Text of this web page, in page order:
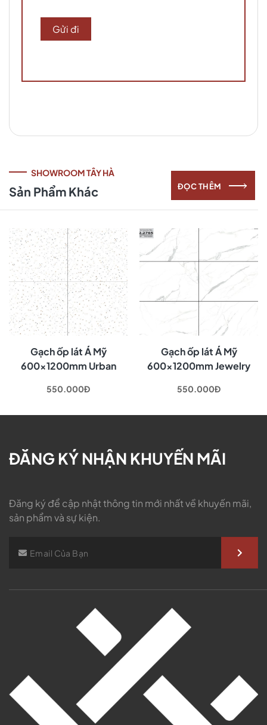
SHOWROOM TÂY HÀ
Sản Phẩm Khác
Gạch ốp lát Á Mỹ
600x1200mm Urban
550.000Đ
Gạch ốp lát Á Mỹ
600x1200mm Jewelry
550.000Đ
ĐỌC THÊM
ĐĂNG KÝ NHẬN KHUYẾN MÃI
Đăng ký để cập nhật thông tin mới nhất về khuyến mãi,
sản phẩm và sự kiện.